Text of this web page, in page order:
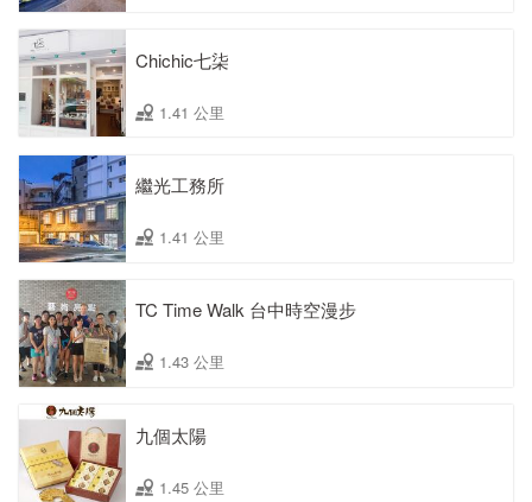
Chichic七柒
1.41 公里
繼光工務所
1.41 公里
TC Time Walk 台中時空漫步
1.43 公里
九個太陽
1.45 公里